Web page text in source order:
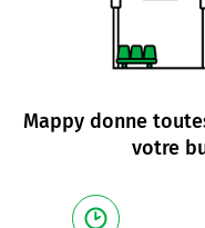
Mappy donne
votre